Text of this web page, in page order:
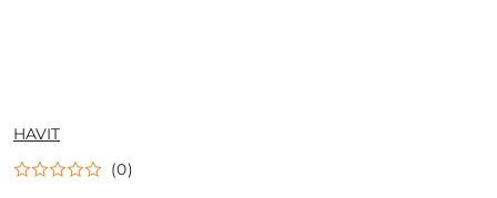
NAZWA
PRODUCENTA:
HAVIT
(0)